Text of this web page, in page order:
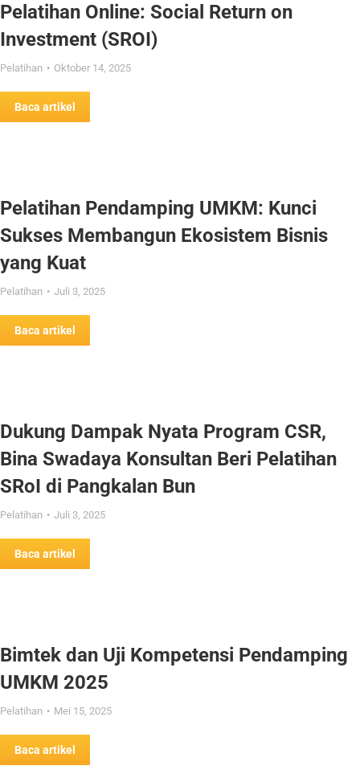
Pelatihan Online: Social Return on
Investment (SROI)
Pelatihan Oktober 14, 2025
Baca artikel
Pelatihan Pendamping UMKM: Kunci
Sukses Membangun Ekosistem Bisnis
yang Kuat
Pelatihan Juli 3, 2025
Baca artikel
Dukung Dampak Nyata Program CSR,
Bina Swadaya Konsultan Beri Pelatihan
SRoI di Pangkalan Bun
Pelatihan Juli 3, 2025
Baca artikel
Bimtek dan Uji Kompetensi Pendamping
UMKM 2025
Pelatihan Mei 15, 2025
Baca artikel